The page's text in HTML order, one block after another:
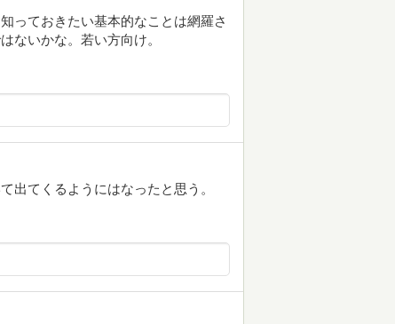
っておきたい基本的なことは網羅さ
ないかな。若い方向け。
出てくるようにはなったと思う。